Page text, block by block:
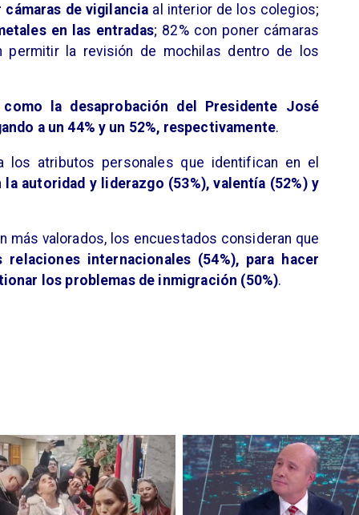
de vigilancia al interior de los colegios;
en las entradas; 82% con poner cámaras
permitir la revisión de mochilas dentro de los
la desaprobación del Presidente José
a un 44% y un 52%, respectivamente.
los atributos personales que identifican en el
la autoridad y liderazgo (53%), valentía (52%) y
más valorados, los encuestados consideran que
relaciones internacionales (54%), para hacer
los problemas de inmigración (50%).